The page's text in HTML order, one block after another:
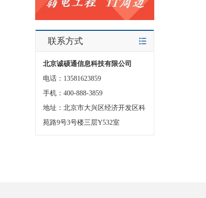
联系方式
北京诚硕通信息科技有限公司
电话：13581623859
手机：400-888-3859
地址：北京市大兴区经济开发区科
苑路9号3号楼三层Y532室